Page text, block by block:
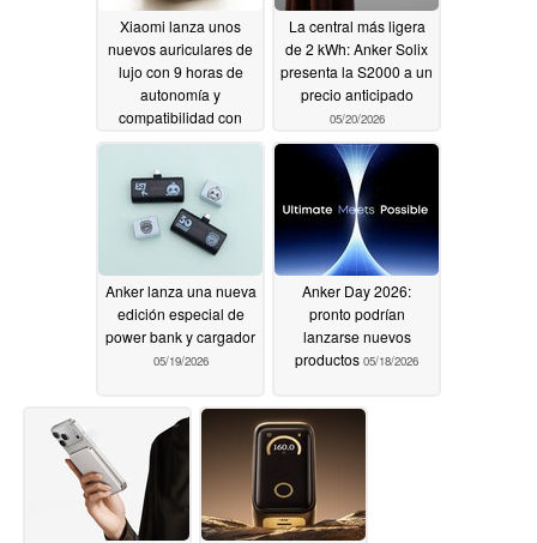
Xiaomi lanza unos
nuevos auriculares de
lujo con 9 horas de
autonomía y
compatibilidad con
Apple Find Mi05/22/2026
La central más ligera
de 2 kWh: Anker Solix
presenta la S2000 a un
precio anticipado
05/20/2026
Anker lanza una nueva
edición especial de
power bank y cargador
05/19/2026
Anker Day 2026:
pronto podrían
lanzarse nuevos
productos 05/18/2026